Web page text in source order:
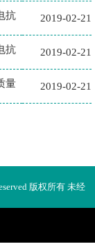
抗
2019-02-21
抗
2019-02-21
量
2019-02-21
版权所有 未经